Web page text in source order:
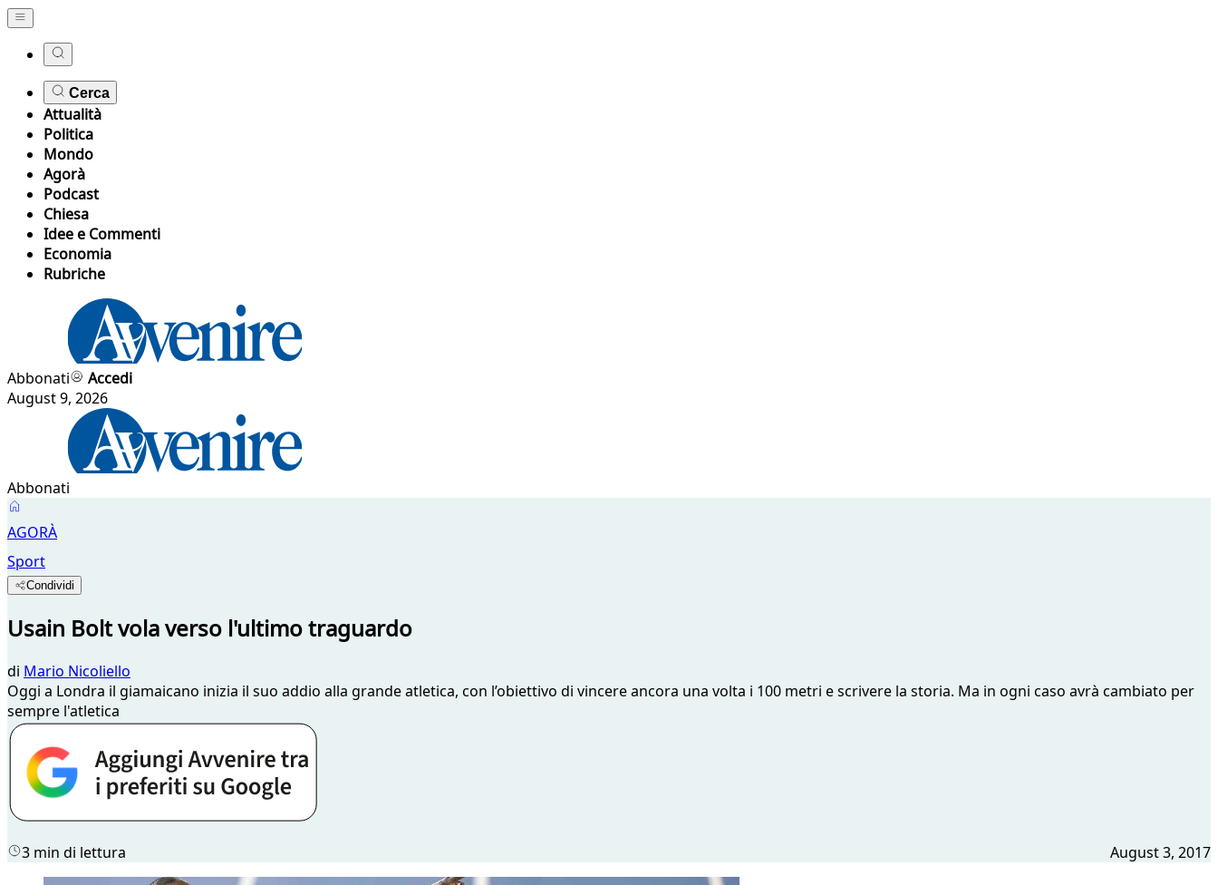
Cerca
Attualità
Politica
Mondo
Agorà
Podcast
Chiesa
Idee e Commenti
Economia
Rubriche
Abbonati
Accedi
August 9, 2026
Abbonati
AGORÀ
Sport
Condividi
Usain Bolt vola verso l'ultimo traguardo
di Mario Nicoliello
Oggi a Londra il giamaicano inizia il suo addio alla grande atletica, con l’obiettivo di vincere ancora una volta i 100 metri e scrivere la storia. Ma in ogni caso avrà cambiato per
sempre l'atletica
3 min di lettura August 3, 2017